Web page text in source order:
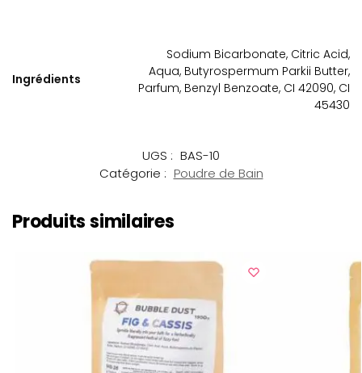
Ingrédients
Sodium Bicarbonate, Citric Acid,
Aqua, Butyrospermum Parkii Butter,
Parfum, Benzyl Benzoate, CI 42090, CI
45430
UGS : BAS-10
Catégorie : Poudre de Bain
Produits similaires